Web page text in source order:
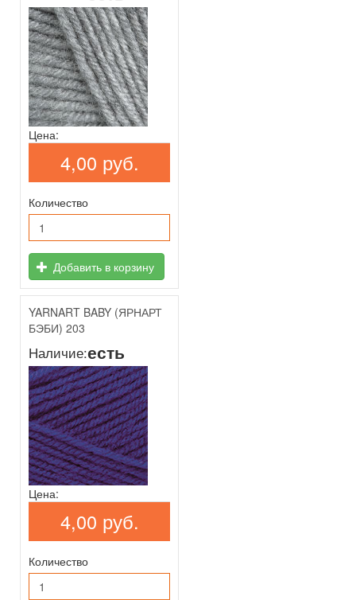
Цена:
4,00 руб.
Количество
Добавить в корзину
YARNART BABY (ЯРНАРТ
БЭБИ) 203
Наличие:есть
Цена:
4,00 руб.
Количество